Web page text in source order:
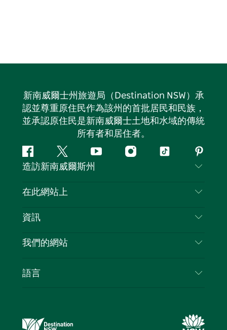
新南威爾士州旅遊局（Destination NSW）承
認並尊重原住民作為該州的首批居民和民族，
並承認原住民是新南威爾士土地和水域的傳統
所有者和居住者。
Facebook嘰
嘰
喳
Youtube Instagram
抖
造訪新南威爾斯州
聯絡我們
隱私
Cookie 通知
在此網站上
目的地
新南威爾士州公路旅行
活動
資訊
旅行資訊
新南威爾士州的商業
我們的網站
語言